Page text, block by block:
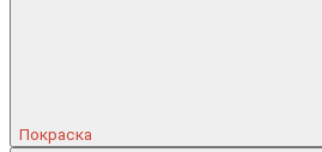
Покраска